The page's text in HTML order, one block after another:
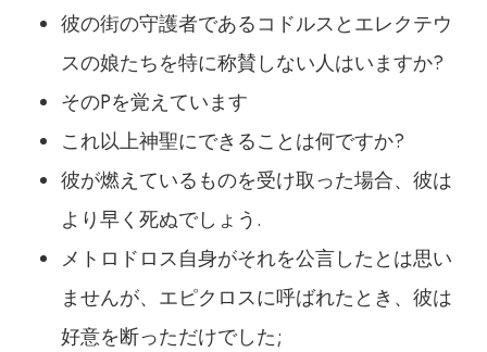
彼の街の守護者であるコドルスとエレクテウ
スの娘たちを特に称賛しない人はいますか?
そのPを覚えています
これ以上神聖にできることは何ですか?
彼が燃えているものを受け取った場合、彼は
より早く死ぬでしょう.
メトロドロス自身がそれを公言したとは思い
ませんが、エピクロスに呼ばれたとき、彼は
好意を断っただけでした;